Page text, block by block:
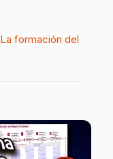
La formación del